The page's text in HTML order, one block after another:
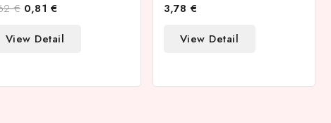
€ 0,81 €
View Detail
3,78 €
View Detail